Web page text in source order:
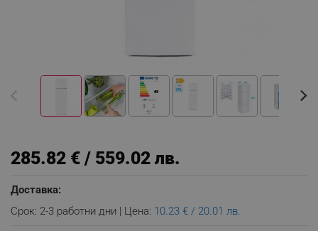
285.82 € / 559.02 лв.
Доставка:
Срок: 2-3 работни дни | Цена: 10.23 € / 20.01 лв.